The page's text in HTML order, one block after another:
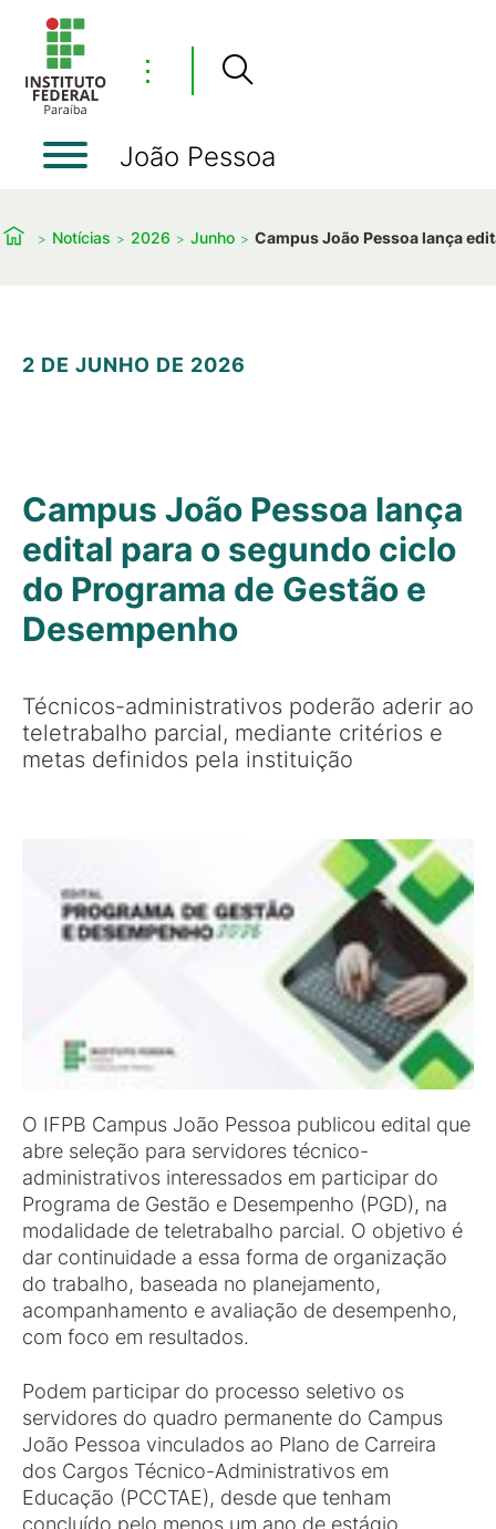
⋮
João Pessoa
Notícias 2026 Junho Campus João Pessoa lança
2 DE JUNHO DE 2026
Campus João Pessoa lança
edital para o segundo ciclo
do Programa de Gestão e
Desempenho
Técnicos-administrativos poderão aderir ao
teletrabalho parcial, mediante critérios e
metas definidos pela instituição
O IFPB Campus João Pessoa publicou edital que
abre seleção para servidores técnico-
administrativos interessados em participar do
Programa de Gestão e Desempenho (PGD), na
modalidade de teletrabalho parcial. O objetivo é
dar continuidade a essa forma de organização
do trabalho, baseada no planejamento,
acompanhamento e avaliação de desempenho,
com foco em resultados.
Podem participar do processo seletivo os
servidores do quadro permanente do Campus
João Pessoa vinculados ao Plano de Carreira
dos Cargos Técnico-Administrativos em
Educação (PCCTAE), desde que tenham
concluído pelo menos um ano de estágio